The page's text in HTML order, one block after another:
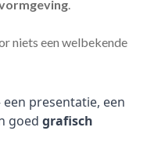
niets een welbekende
presentatie, een
goed grafisch